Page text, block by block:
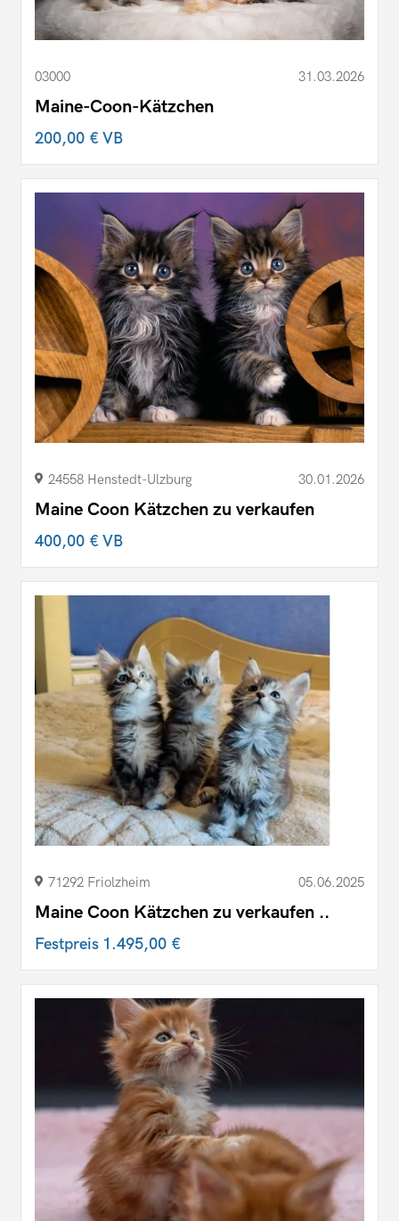
03000 31.03.2026
Maine-Coon-Kätzchen
200,00 €VB
24558 Henstedt-Ulzburg 30.01.2026
Maine Coon Kätzchen zu verkaufen
400,00 €VB
71292 Friolzheim 05.06.2025
Maine Coon Kätzchen zu verkaufen ..
Festpreis 1.495,00 €